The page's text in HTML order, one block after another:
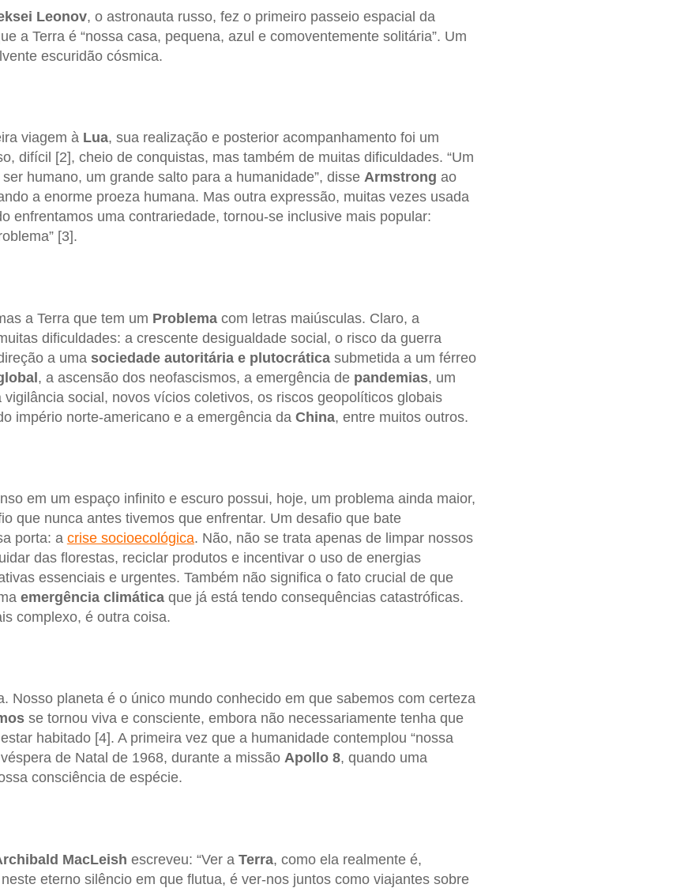
Leonov, o astronauta russo, fez o primeiro passeio espacial da
a Terra é “nossa casa, pequena, azul e comoventemente solitária”. Um
escuridão cósmica.
viagem à Lua, sua realização e posterior acompanhamento foi um
difícil [2], cheio de conquistas, mas também de muitas dificuldades. “Um
humano, um grande salto para a humanidade”, disse Armstrong ao
a enorme proeza humana. Mas outra expressão, muitas vezes usada
enfrentamos uma contrariedade, tornou-se inclusive mais popular:
[3].
a Terra que tem um Problemacom letras maiúsculas. Claro, a
dificuldades: a crescente desigualdade social, o risco da guerra
a uma sociedade autoritária e plutocráticasubmetida a um férreo
, a ascensão dos neofascismos, a emergência de pandemias, um
social, novos vícios coletivos, os riscos geopolíticos globais
império norte-americano e a emergência da China, entre muitos outros.
em um espaço infinito e escuro possui, hoje, um problema ainda maior,
que nunca antes tivemos que enfrentar. Um desafio que bate
porta: a crise socioecológica. Não, não se trata apenas de limpar nossos
das florestas, reciclar produtos e incentivar o uso de energias
essenciais e urgentes. Também não significa o fato crucial de que
emergência climáticaque já está tendo consequências catastróficas.
complexo, é outra coisa.
Nosso planeta é o único mundo conhecido em que sabemos com certeza
se tornou viva e consciente, embora não necessariamente tenha que
habitado [4]. A primeira vez que a humanidade contemplou “nossa
de Natal de 1968, durante a missão Apollo 8, quando uma
consciência de espécie.
MacLeish escreveu: “Ver a Terra, como ela realmente é,
eterno silêncio em que flutua, é ver-nos juntos como viajantes sobre